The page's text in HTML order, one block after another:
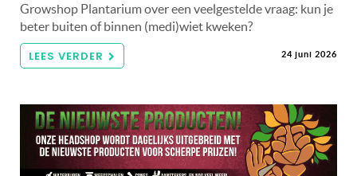
Growshop Plantarium over een veelgestelde vraag: kun je
beter buiten of binnen (medi)wiet kweken?
LEES VERDER 24 juni 2026